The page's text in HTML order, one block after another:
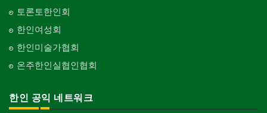
토론토한인회
한인여성회
한인미술가협회
온주한인실협인협회
한인 공익 네트워크